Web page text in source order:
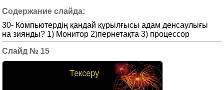
30- Компьютердің қандай құрылғысы адам денсаулығы
на зиянды? 1) Монитор 2)пернетақта 3) процессор
15